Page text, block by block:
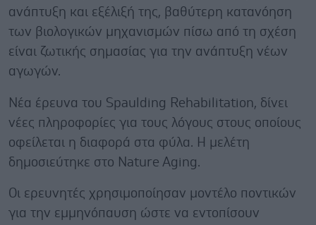
ανάπτυξη και εξέλιξή της, βαθύτερη κατανόηση
των βιολογικών μηχανισμών πίσω από τη σχέση
είναι ζωτικής σημασίας για την ανάπτυξη νέων
αγωγών.
Νέα έρευνα του Spaulding Rehabilitation, δίνει
νέες πληροφορίες για τους λόγους στους οποίους
οφείλεται η διαφορά στα φύλα. Η μελέτη
δημοσιεύτηκε στο Nature Aging.
Οι ερευνητές χρησιμοποίησαν μοντέλο ποντικών
για την εμμηνόπαυση ώστε να εντοπίσουν